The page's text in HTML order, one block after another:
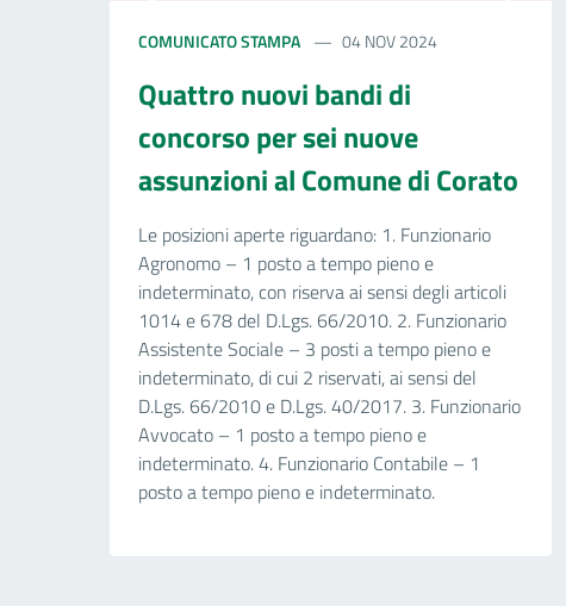
COMUNICATO STAMPA 04 NOV 2024
Quattro nuovi bandi di
concorso per sei nuove
assunzioni al Comune di Corato
Le posizioni aperte riguardano: 1. Funzionario
Agronomo – 1 posto a tempo pieno e
indeterminato, con riserva ai sensi degli articoli
1014 e 678 del D.Lgs. 66/2010. 2. Funzionario
Assistente Sociale – 3 posti a tempo pieno e
indeterminato, di cui 2 riservati, ai sensi del
D.Lgs. 66/2010 e D.Lgs. 40/2017. 3. Funzionario
Avvocato – 1 posto a tempo pieno e
indeterminato. 4. Funzionario Contabile – 1
posto a tempo pieno e indeterminato.